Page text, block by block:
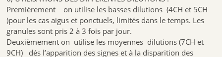
Premièrement on utilise les basses dilutions (4CH et 5CH
)pour les cas aigus et ponctuels, limités dans le temps. Les
granules sont pris 2 à 3 fois par jour.
Deuxièmement on utilise les moyennes dilutions (7CH et
9CH) dés l’apparition des signes et à la disparition des